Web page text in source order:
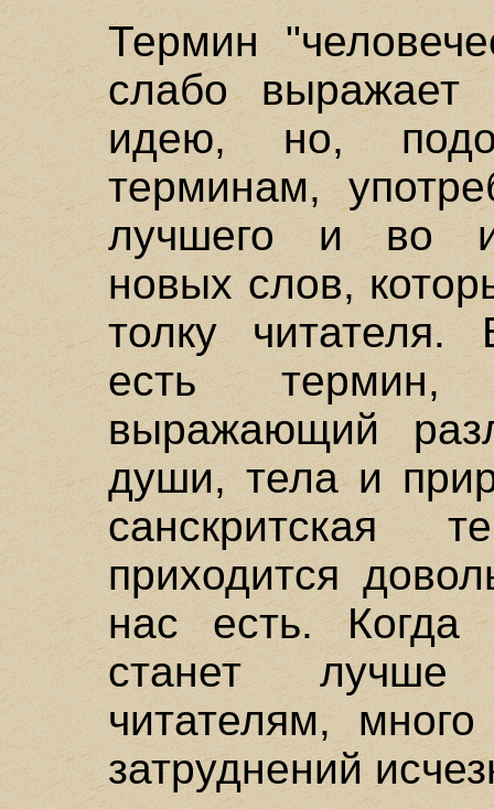
Термин
слабо выражает
идею, но,
терминам,
лучшего и во
новых слов,
толку читателя.
есть термин,
выражающий
души, тела и
санскритская
приходится
нас есть. Когда
станет лучше
читателям,
затруднений